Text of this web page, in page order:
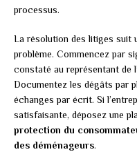
processus.
La résolution des litiges suit
problème. Commencez par
constaté au représentant de
Documentez les dégâts par
échanges par écrit. Si
satisfaisante, déposez une
protection du
des déménageurs.